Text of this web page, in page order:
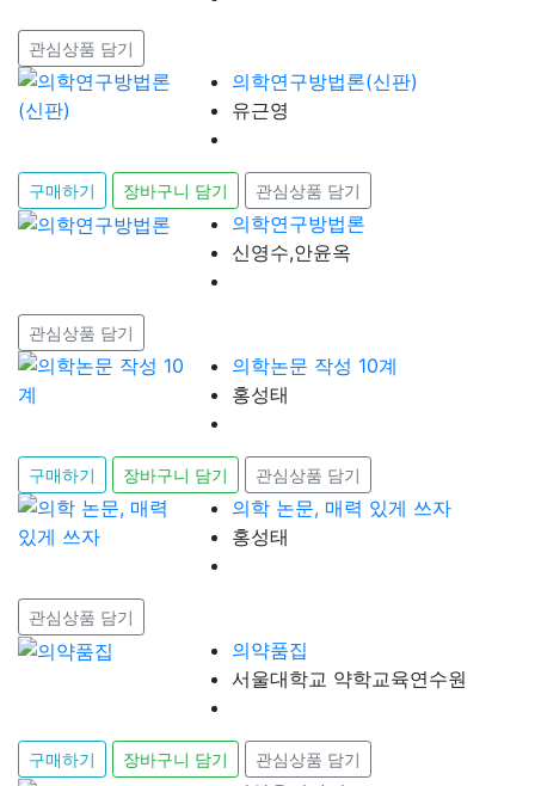
관심상품 담기
의학연구방법론(신판)
유근영
구매하기 장바구니 담기 관심상품 담기
의학연구방법론
신영수,안윤옥
관심상품 담기
의학논문 작성 10계
홍성태
구매하기 장바구니 담기 관심상품 담기
의학 논문, 매력 있게 쓰자
홍성태
관심상품 담기
의약품집
서울대학교 약학교육연수원
구매하기 장바구니 담기 관심상품 담기